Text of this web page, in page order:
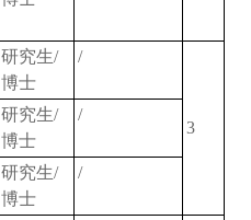
研究生/
博士
/
3
研究生/
博士
/
研究生/
博士
/